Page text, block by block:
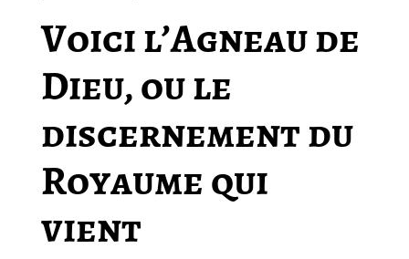
Voici l’Agneau de
Dieu, ou le
discernement du
Royaume qui
vient